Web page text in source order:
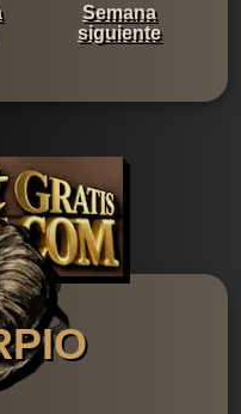
Semana
siguiente